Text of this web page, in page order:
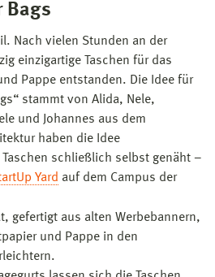
Bags
Nach vielen Stunden an der
einzigartige Taschen für das
Pappe entstanden. Die Idee für
stammt von Alida, Nele,
und Johannes aus dem
haben die Idee
schließlich selbst genäht –
Yard auf dem Campus der
gefertigt aus alten Werbebannern,
und Pappe in den